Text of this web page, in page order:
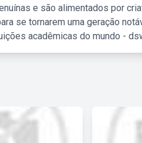
e são alimentados por
se tornarem uma geração
acadêmicas do mundo -